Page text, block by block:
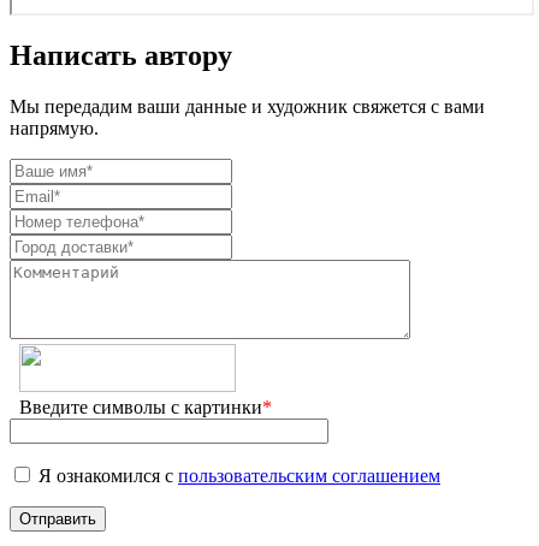
Написать автору
Мы передадим ваши данные и художник свяжется с вами
напрямую.
Введите символы с картинки*
Я ознакомился с пользовательским соглашением